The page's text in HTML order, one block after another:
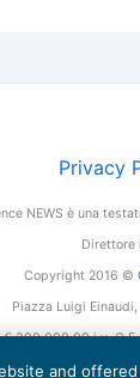
Privacy
NEWS è una
Direttore
Copyright 2016 ©
Piazza Luigi
300.000,00 i.v.
and